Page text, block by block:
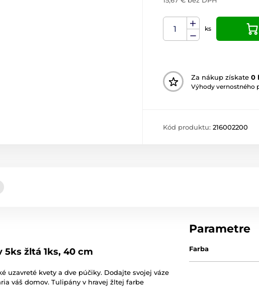
ks
Za nákup získate 0
Výhody vernostného
Kód produktu: 216002200
žltá 1ks, 40 cm
uzavreté kvety a dve púčiky. Dodajte svojej váze
váš domov. Tulipány v hravej žltej farbe
Parametre
Farba